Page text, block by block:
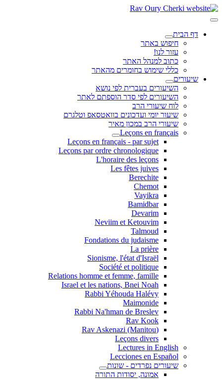
דף הבית
חיפוש באתר
עזור לנו!
כתוב למנהל האתר
כללי שימוש בחומרים מהאתר
שיעורים
השיעורים בעברית לפי נושא
השיעורים לפי סדר הוספתם לאתר
לוח שיעורי הרב
שיעור יומי ועדכונים בוואטסאפ וטלגרם
שיעורי הרב במכון מאיר
Leçons en français
Leçons en français - par sujet
Leçons par ordre chronologique
L'horaire des leçons
Les fêtes juives
Berechite
Chemot
Vayikra
Bamidbar
Devarim
Neviim et Ketouvim
Talmoud
Fondations du judaisme
La prière
Sionisme, l'état d'Israël
Société et politique
Relations homme et femme, famille
Israel et les nations, Bnei Noah
Rabbi Yéhouda Halévy
Maimonide
Rabbi Na'hman de Breslev
Rav Kook
(Rav Askenazi (Manitou
Leçons divers
Lectures in English
Lecciones en Español
שיעורים נפרדים - שונות
אמונה, יסודות התורה